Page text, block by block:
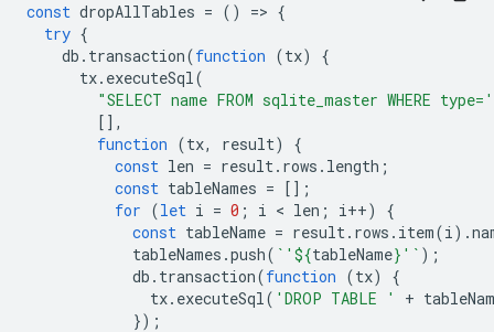
const dropAllTables = () => {
try {
db . transaction(function (tx)
{
tx. executeSql(
"SELECT name FROM sqlite_master WHERE
[],
function (tx, result)
{
const len = result. rows . length ;
const tableNames = [];
for (let i = 0 ; i < len ; i++)
{
const tableName = result. rows . item(i).
tableNames .push( `' ${tableName} '` );
db . transaction(function (tx)
{
tx. executeSql( 'DROP TABLE ' +
});